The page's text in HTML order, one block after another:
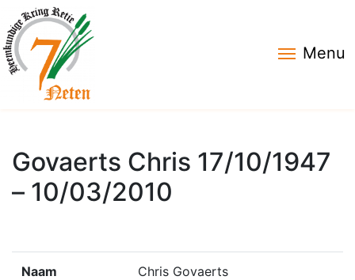
Menu
Govaerts Chris 17/10/1947
– 10/03/2010
Naam Chris Govaerts